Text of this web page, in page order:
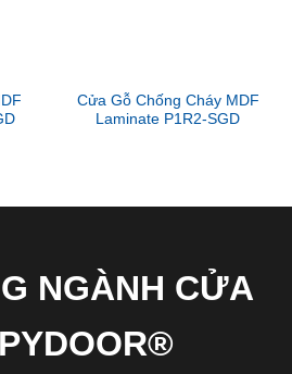
Cửa Gỗ Chống Cháy MDF
Laminate P1R2-SGD
NGÀNH CỬA